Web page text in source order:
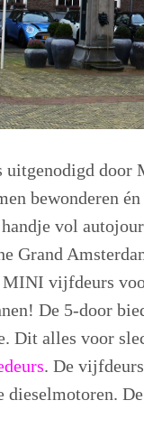
uitgenodigd
bewonderen
vol
Grand
vijfdeurs
De 5-door
Dit alles voor
. De
dieselmotoren.